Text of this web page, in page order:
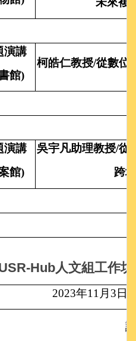
演講
館)
柯皓仁教授/從數位
演講
館)
吳宇凡助理教授/從
跨
Hub人文組工作
2023年11月3日